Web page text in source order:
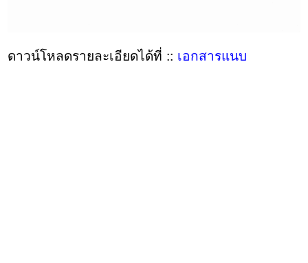
ดาวน์โหลดรายละเอียดได้ที่ :: เอกสารแนบ